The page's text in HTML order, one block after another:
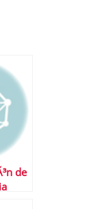
de